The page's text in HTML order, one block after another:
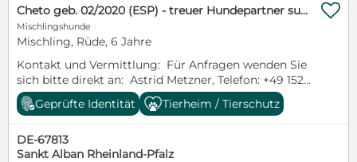
Cheto geb. 02/2020 (ESP) - treuer Hundepartner sucht seine zweite Chance!
Mischlingshunde
Mischling, Rüde, 6 Jahre
Kontakt und Vermittlung: Für Anfragen wenden Sie
sich bitte direkt an: Astrid Metzner, Telefon: +49 1522
9390002 E-Mail: a.metzner@sos-dogs.de https://sos-
dogs.de/nachrichten/wichtig-information-zur-
adoption Cheto ist ein mittelgroßer Mischlingsrüde
mit einem großen Herzen. Mit seinen 17 kg und
seiner freundlichen Ausstrahlung bringt er alles mit,

Geprüfte Identität Tierheim / Tierschutz
DE-67813
Sankt Alban Rheinland-Pfalz